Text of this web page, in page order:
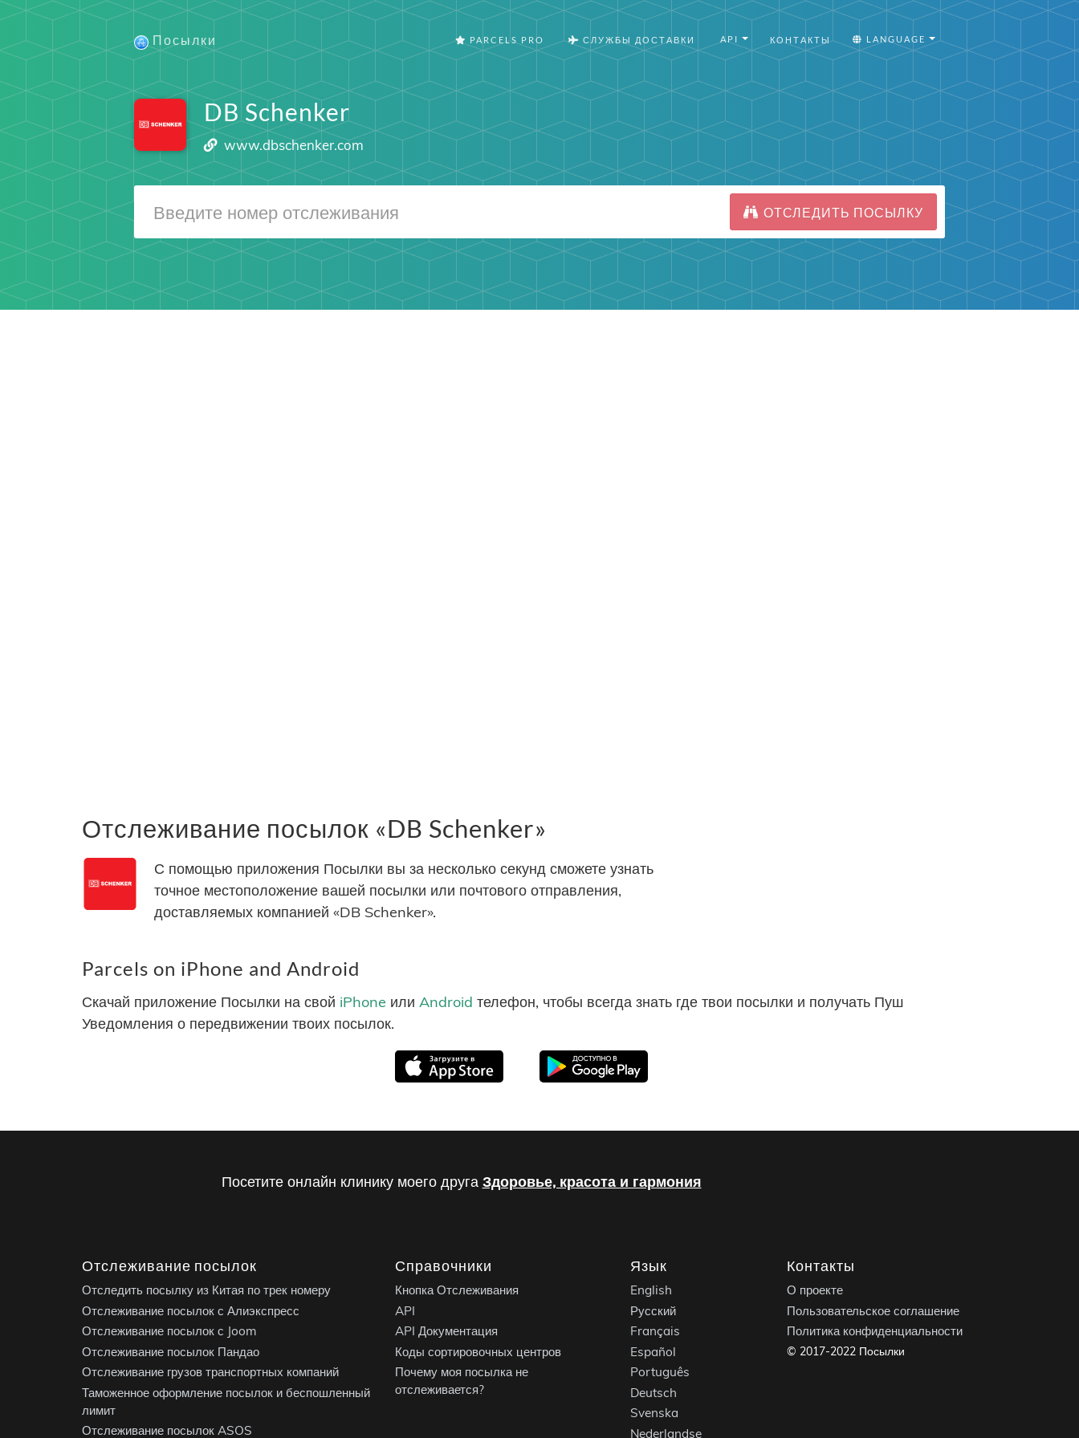
Посылки PARCELS PRO СЛУЖБЫ ДОСТАВКИ API КОНТАКТЫ LANGUAGE
DB Schenker
www.dbschenker.com
ОТСЛЕДИТЬ ПОСЫЛКУ
Отслеживание посылок «DB Schenker»
С помощью приложения Посылки вы за несколько секунд сможете узнать
точное местоположение вашей посылки или почтового отправления,
доставляемых компанией «DB Schenker».
Parcels on iPhone and Android
Скачай приложение Посылки на свой iPhone или Android телефон, чтобы всегда знать где твои посылки и получать Пуш
Уведомления о передвижении твоих посылок.
Посетите онлайн клинику моего друга Здоровье, красота и гармония
Отслеживание посылок
Отследить посылку из Китая по трек номеру
Отслеживание посылок с Алиэкспресс
Отслеживание посылок с Joom
Отслеживание посылок Пандао
Отслеживание грузов транспортных компаний
Таможенное оформление посылок и беспошленный
лимит
Отслеживание посылок ASOS
Справочники
Кнопка Отслеживания
API
API Документация
Коды сортировочных центров
Почему моя посылка не
отслеживается?
Язык
English
Русский
Français
Español
Português
Deutsch
Svenska
Nederlandse
Контакты
О проекте
Пользовательское соглашение
Политика конфиденциальности
© 2017-2022 Посылки